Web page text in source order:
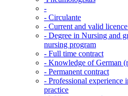
-
- Circulante
- Current and valid
- Degree in Nursing and
nursing program
- Full time contract
- Knowledge of German
- Permanent contract
- Professional experience
practice